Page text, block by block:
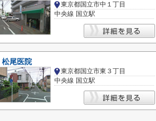
東京都国立市中１丁目
中央線 国立駅
松尾医院
東京都国立市東３丁目
中央線 国立駅